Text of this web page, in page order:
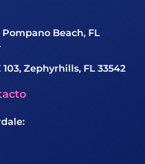
Pompano Beach, FL
103, Zephyrhills, FL 33542